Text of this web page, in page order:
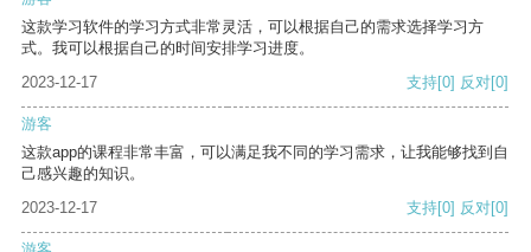
这款学习软件的学习方式非常灵活，可以根据自己的需求选择学习方
式。我可以根据自己的时间安排学习进度。
2023-12-17
支持[0] 反对[0]
游客
这款app的课程非常丰富，可以满足我不同的学习需求，让我能够找到自
己感兴趣的知识。
2023-12-17
支持[0] 反对[0]